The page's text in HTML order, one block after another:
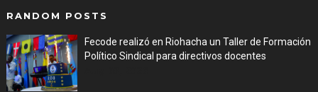
RANDOM POSTS
Fecode realizó en Riohacha un Taller de Formación
Político Sindical para directivos docentes